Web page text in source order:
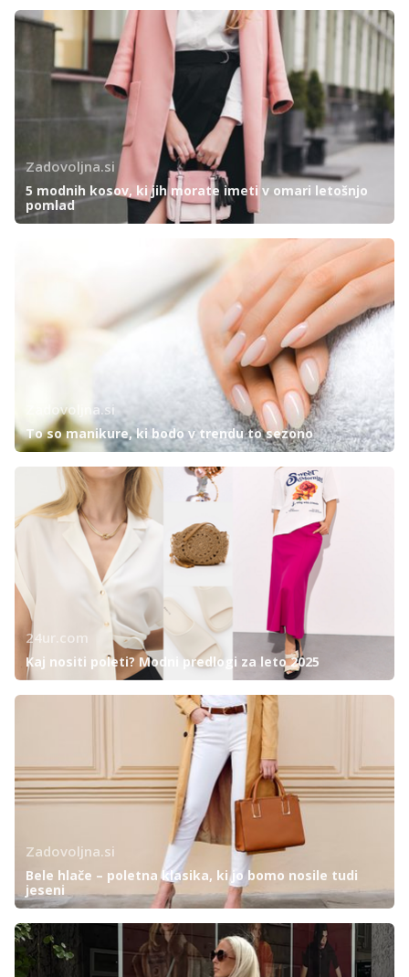
Zadovoljna.si
5 modnih kosov, ki jih morate imeti v omari letošnjo
pomlad
Zadovoljna.si
To so manikure, ki bodo v trendu to sezono
24ur.com
Kaj nositi poleti? Modni predlogi za leto 2025
Zadovoljna.si
Bele hlače – poletna klasika, ki jo bomo nosile tudi
jeseni